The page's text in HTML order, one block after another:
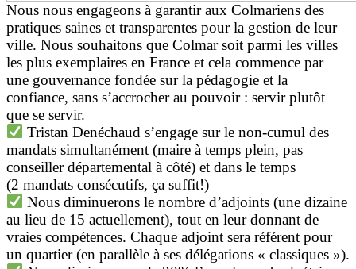
Nous nous engageons à garantir aux Colmariens des
pratiques saines et transparentes pour la gestion de leur
ville. Nous souhaitons que Colmar soit parmi les villes
les plus exemplaires en France et cela commence par
une gouvernance fondée sur la pédagogie et la
confiance, sans s’accrocher au pouvoir : servir plutôt
que se servir.
Tristan Denéchaud s’engage sur le non-cumul des
mandats simultanément (maire à temps plein, pas
conseiller départemental à côté) et dans le temps
(2 mandats consécutifs, ça suffit!)
Nous diminuerons le nombre d’adjoints (une dizaine
au lieu de 15 actuellement), tout en leur donnant de
vraies compétences. Chaque adjoint sera référent pour
un quartier (en parallèle à ses délégations « classiques »).